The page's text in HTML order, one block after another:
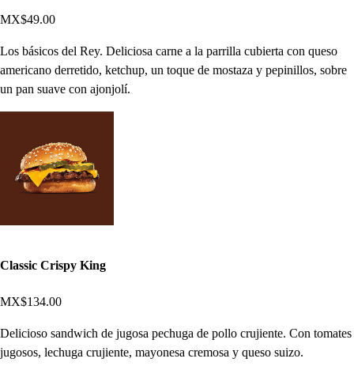
MX$49.00
Los básicos del Rey. Deliciosa carne a la parrilla cubierta con queso
americano derretido, ketchup, un toque de mostaza y pepinillos, sobre
un pan suave con ajonjolí.
Classic Crispy King
MX$134.00
Delicioso sandwich de jugosa pechuga de pollo crujiente. Con tomates
jugosos, lechuga crujiente, mayonesa cremosa y queso suizo.